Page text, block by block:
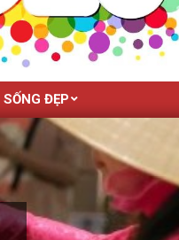
SỐNG ĐẸP